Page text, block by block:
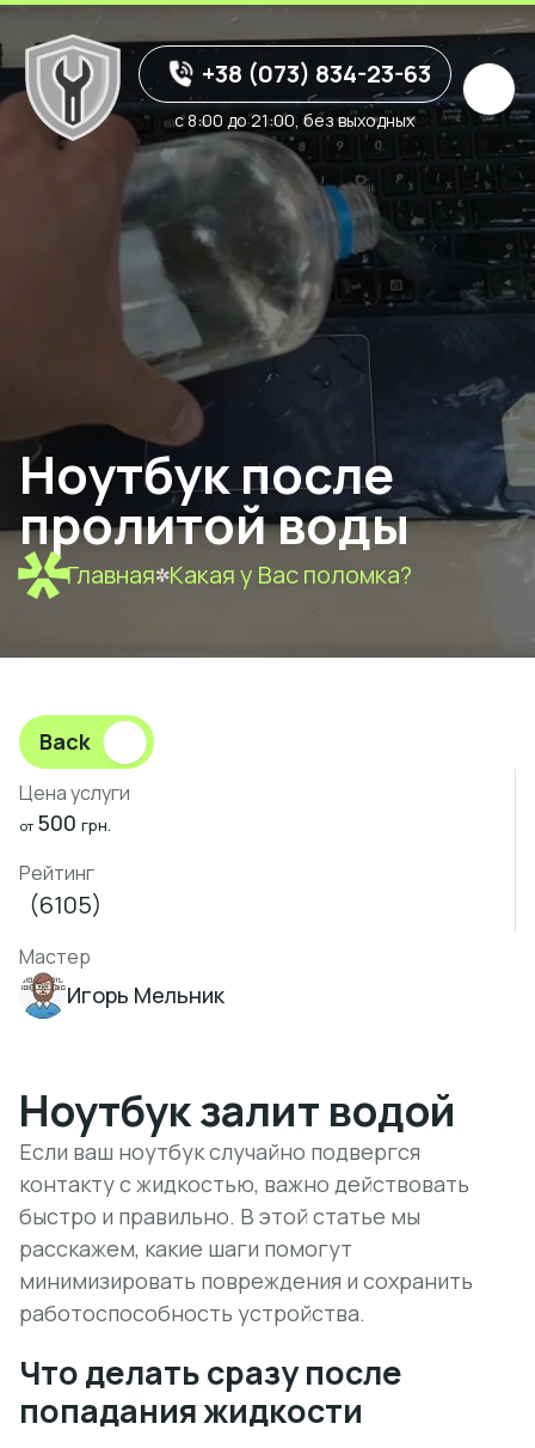
+38 (073) 834-23-63
с 8:00 до 21:00, без выходных
Ноутбук после
пролитой воды
Главная Какая у Вас поломка?
Back
Цена услуги
от 500 грн.
Рейтинг
(6105)
Мастер
Игорь Мельник
Ноутбук залит водой
Если ваш ноутбук случайно подвергся
контакту с жидкостью, важно действовать
быстро и правильно. В этой статье мы
расскажем, какие шаги помогут
минимизировать повреждения и сохранить
работоспособность устройства.
Что делать сразу после
попадания жидкости